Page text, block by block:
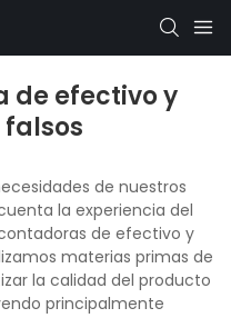
de efectivo y
de nuestros
la experiencia del
de efectivo y
materias primas de
la calidad del producto
principalmente